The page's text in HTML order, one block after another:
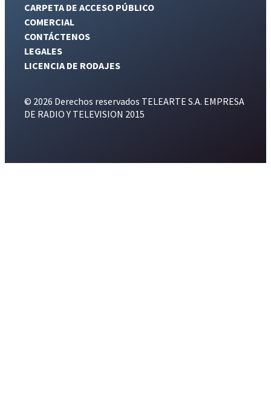
CARPETA DE ACCESO PÚBLICO
COMERCIAL
CONTÁCTENOS
LEGALES
LICENCIA DE RODAJES
© 2026 Derechos reservados TELEARTE S.A. EMPRESA
DE RADIO Y TELEVISION 2015